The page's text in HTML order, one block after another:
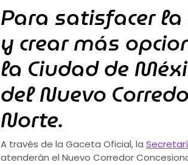
Para satisfacer
y crear más
la Ciudad de
del Nuevo
Norte.
A través de la Gaceta Oficial, la
atenderán el Nuevo Corredor